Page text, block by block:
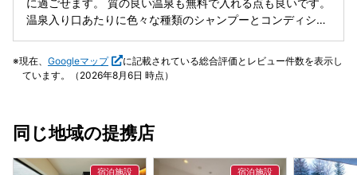
温泉入り口あたりに色々な種類のシャンプーとコンディショ
にはお安く、ホテルの公式サイトから予約すると朝食バイキ
ングが無料で付いてくる点も良いです。
現在、 Googleマップ
に記載されている総合評価とレビュー件数を表示し
ています。（2026年8月6日 時点）
同じ地域の提携店